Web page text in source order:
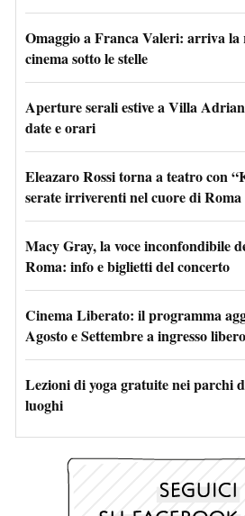
Omaggio a Franca Valeri: arriva la
cinema sotto le stelle
Aperture serali estive a Villa
date e orari
Eleazaro Rossi torna a teatro con
serate irriverenti nel cuore di Roma
Macy Gray, la voce inconfondibile
Roma: info e biglietti del concerto
Cinema Liberato: il programma
Agosto e Settembre a ingresso libero
Lezioni di yoga gratuite nei parchi
luoghi